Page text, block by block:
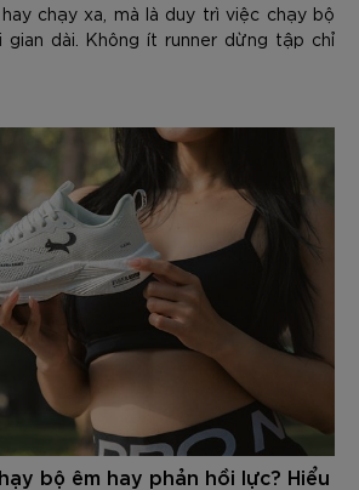
chạy xa, mà là duy trì việc chạy bộ
dài. Không ít runner dừng tập chỉ
động lực, không biết cách xây dựng
team đồng hành.
bộ êm hay phản hồi lực? Hiểu